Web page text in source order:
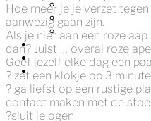
Authenticiteit
Zelfvertrouwen
Veerkracht
Tips
Klantenreviews
Contact
Hoe meer je je verzet
aanwezig gaan zijn.
Als je niet aan een roze
dan? Juist … overal roze
Geef jezelf elke dag een
? zet een klokje op 3
? ga liefst op een rustige
contact maken met de
?sluit je ogen